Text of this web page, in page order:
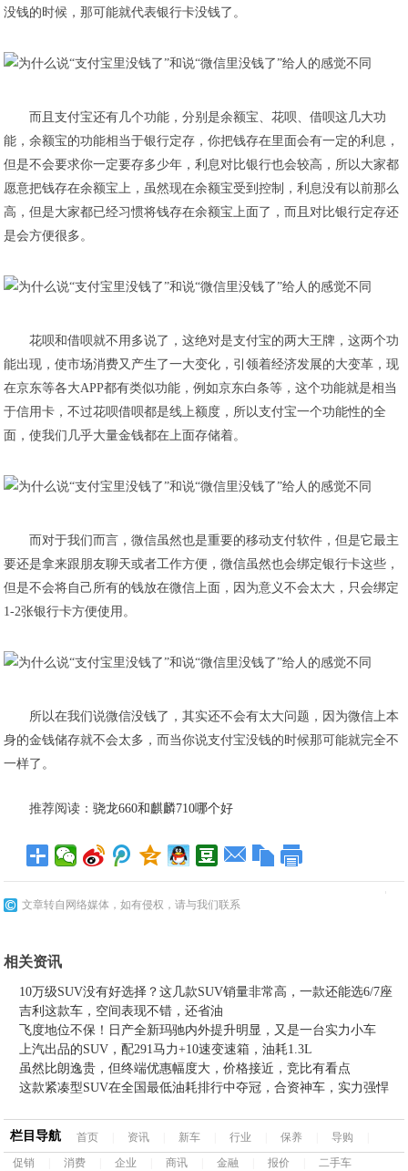
没钱的时候，那可能就代表银行卡没钱了。
​而且支付宝还有几个功能，分别是余额宝、花呗、借呗这几大功
能，余额宝的功能相当于银行定存，你把钱存在里面会有一定的利息，
但是不会要求你一定要存多少年，利息对比银行也会较高，所以大家都
愿意把钱存在余额宝上，虽然现在余额宝受到控制，利息没有以前那么
高，但是大家都已经习惯将钱存在余额宝上面了，而且对比银行定存还
是会方便很多。
​花呗和借呗就不用多说了，这绝对是支付宝的两大王牌，这两个功
能出现，使市场消费又产生了一大变化，引领着经济发展的大变革，现
在京东等各大APP都有类似功能，例如京东白条等，这个功能就是相当
于信用卡，不过花呗借呗都是线上额度，所以支付宝一个功能性的全
面，使我们几乎大量金钱都在上面存储着。
​而对于我们而言，微信虽然也是重要的移动支付软件，但是它最主
要还是拿来跟朋友聊天或者工作方便，微信虽然也会绑定银行卡这些，
但是不会将自己所有的钱放在微信上面，因为意义不会太大，只会绑定
1-2张银行卡方便使用。
​所以在我们说微信没钱了，其实还不会有太大问题，因为微信上本
身的金钱储存就不会太多，而当你说支付宝没钱的时候那可能就完全不
一样了。
推荐阅读：骁龙660和麒麟710哪个好
文章转自网络媒体，如有侵权，请与我们联系
相关资讯
10万级SUV没有好选择？这几款SUV销量非常高，一款还能选6/7座
吉利这款车，空间表现不错，还省油
飞度地位不保！日产全新玛驰内外提升明显，又是一台实力小车
上汽出品的SUV，配291马力+10速变速箱，油耗1.3L
虽然比朗逸贵，但终端优惠幅度大，价格接近，竞比有看点
这款紧凑型SUV在全国最低油耗排行中夺冠，合资神车，实力强悍
栏目导航 首页 资讯 新车 行业 保养 导购
促销
消费 企业 商讯 金融 报价 二手车